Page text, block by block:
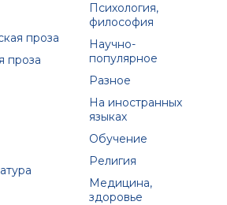
проза
проза
Психология,
философия
Научно-
популярное
Разное
На иностранных
языках
Обучение
Религия
Медицина,
здоровье